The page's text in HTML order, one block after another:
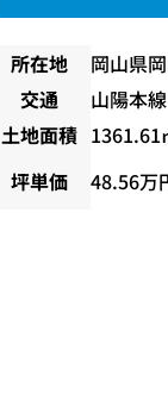
所在地
岡山県
交通
山陽本線
土地面積 1361.61
坪単価
48.56万